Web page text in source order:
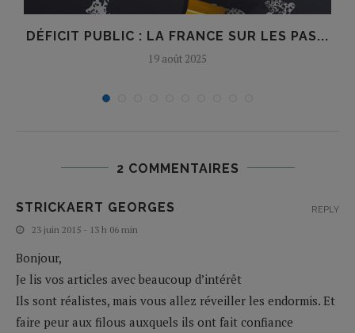
DÉFICIT PUBLIC : LA FRANCE SUR LES PAS...
19 août 2025
2 COMMENTAIRES
STRICKAERT GEORGES
23 juin 2015 - 13 h 06 min
Bonjour,
Je lis vos articles avec beaucoup d’intérêt
Ils sont réalistes, mais vous allez réveiller les endormis. Et
faire peur aux filous auxquels ils ont fait confiance
REPLY